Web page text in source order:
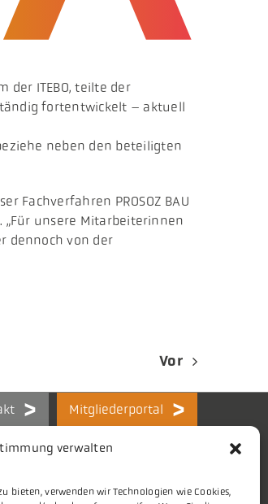
verwalten
bieten, verwenden wir Technologien wie Cookies,
ITEBO, teilte der
fortentwickelt – aktuell
neben den beteiligten
Fachverfahren PROSOZ BAU
„Für unsere Mitarbeiterinnen
dennoch von der
Vor
Mitgliederportal